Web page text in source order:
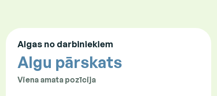
Algas no darbiniekiem
Algu pārskats
Viena amata pozīcija